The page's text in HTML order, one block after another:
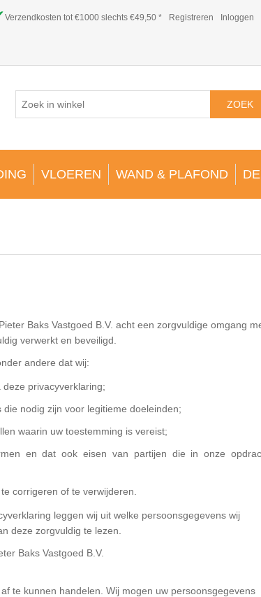
Verzendkosten tot €1000 slechts €49,50 * Registreren Inloggen
ZOEK
VLOEREN WAND & PLAFOND
Baks Vastgoed B.V. acht een zorgvuldige omgang
verwerkt en beveiligd.
andere dat wij:
privacyverklaring;
nodig zijn voor legitieme doeleinden;
waarin uw toestemming is vereist;
en dat ook eisen van partijen die in onze
corrigeren of te verwijderen.
leggen wij uit welke persoonsgegevens wij
deze zorgvuldig te lezen.
Baks Vastgoed B.V.
te kunnen handelen. Wij mogen uw persoonsgegevens